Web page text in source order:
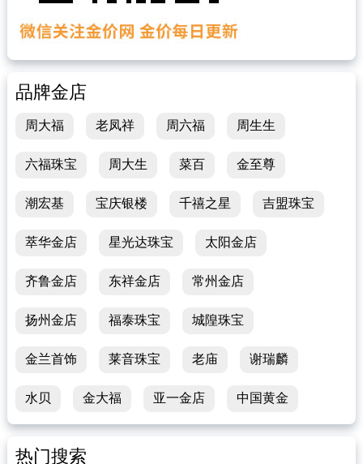
品牌金店
周大福 老凤祥 周六福 周生生
六福珠宝 周大生 菜百 金至尊
潮宏基 宝庆银楼 千禧之星 吉盟珠宝
萃华金店 星光达珠宝 太阳金店
齐鲁金店 东祥金店 常州金店
扬州金店 福泰珠宝 城隍珠宝
金兰首饰 莱音珠宝 老庙 谢瑞麟
水贝 金大福 亚一金店 中国黄金
热门搜索